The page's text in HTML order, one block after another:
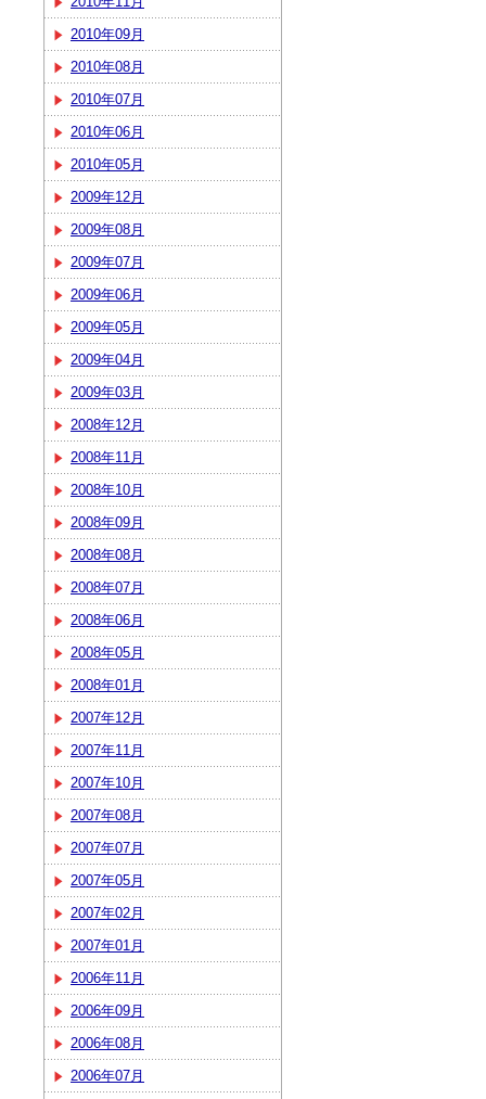
2010年09月
2010年08月
2010年07月
2010年06月
2010年05月
2009年12月
2009年08月
2009年07月
2009年06月
2009年05月
2009年04月
2009年03月
2008年12月
2008年11月
2008年10月
2008年09月
2008年08月
2008年07月
2008年06月
2008年05月
2008年01月
2007年12月
2007年11月
2007年10月
2007年08月
2007年07月
2007年05月
2007年02月
2007年01月
2006年11月
2006年09月
2006年08月
2006年07月